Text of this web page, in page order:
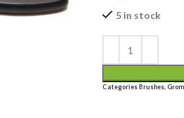
5 in stock
Categories Brushes ,